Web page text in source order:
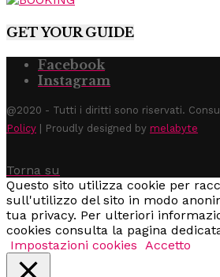
GET YOUR GUIDE
Facebook
Instagram
@2020 - Tutti i diritti sono riservati.
Policy | Proudly designed by melabyte
Torna su
Questo sito utilizza cookie per
sull'utilizzo del sito in modo
tua privacy. Per ulteriori
cookies consulta la pagina
Impostazioni cookies Accetto